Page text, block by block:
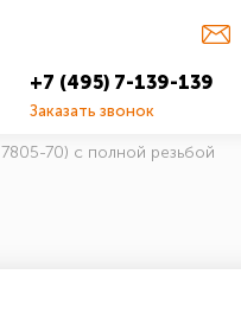
+7 (495) 7-139-139
Заказать звонок
70) с полной резьбой